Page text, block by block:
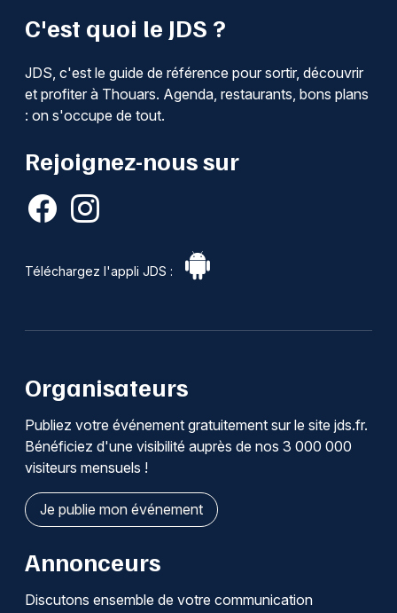
C'est quoi le JDS ?
JDS, c'est le guide de référence pour sortir, découvrir
et profiter à Thouars. Agenda, restaurants, bons plans
: on s'occupe de tout.
Rejoignez-nous sur
Téléchargez l'appli JDS :
Organisateurs
Publiez votre événement gratuitement sur le site jds.fr.
Bénéficiez d'une visibilité auprès de nos 3 000 000
visiteurs mensuels !
Je publie mon événement
Annonceurs
Discutons ensemble de votre communication